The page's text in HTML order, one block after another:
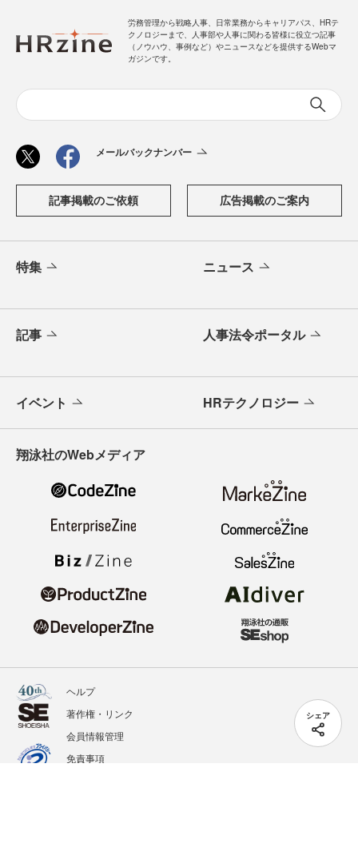
シェア
労務管理から戦略人事、日常業務からキャリアパス、HRテ
クノロジーまで、人事部や人事に関わる皆様に役立つ記事
（ノウハウ、事例など）やニュースなどを提供するWebマ
ガジンです。
メールバックナンバー
記事掲載のご依頼 広告掲載のご案内
特集 ニュース
記事 人事法令ポータル
イベント HRテクノロジー
翔泳社のWebメディア
ヘルプ
著作権・リンク
会員情報管理
免責事項